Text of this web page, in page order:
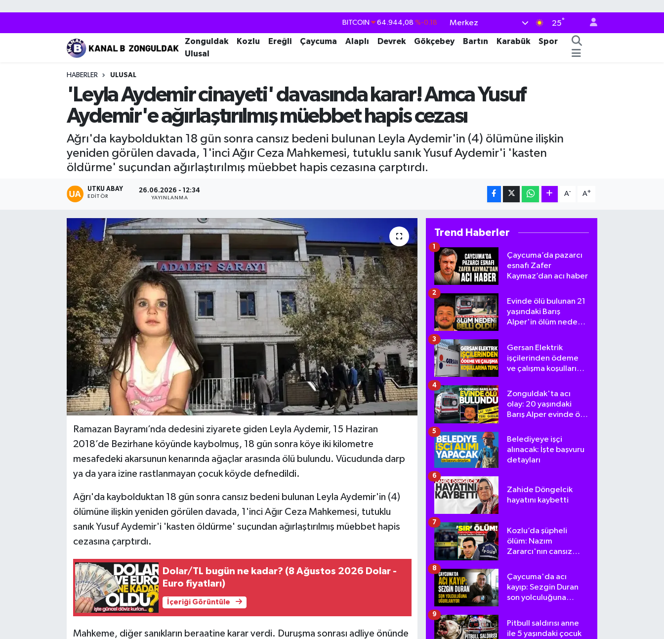
BITCOIN 64.944,08 %-0.18
BİST100 13.779 %-14
Merkez 25°
Zonguldak Kozlu Ereğli Çaycuma Alaplı Devrek Gökçebey Bartın Karabük
Spor
Ulusal
HABERLER ULUSAL
'Leyla Aydemir cinayeti' davasında karar! Amca Yusuf
Aydemir'e ağırlaştırılmış müebbet hapis cezası
Ağrı'da kaybolduktan 18 gün sonra cansız bedeni bulunan Leyla Aydemir'in (4) ölümüne ilişkin
yeniden görülen davada, 1'inci Ağır Ceza Mahkemesi, tutuklu sanık Yusuf Aydemir'i 'kasten
öldürme' suçundan ağırlaştırılmış müebbet hapis cezasına çarptırdı.
UTKU ABAY
EDITÖR
26.06.2026 - 12:34
YAYINLANMA
A- A+
Ramazan Bayramı’nda dedesini ziyarete giden Leyla Aydemir, 15 Haziran
2018’de Bezirhane köyünde kaybolmuş, 18 gün sonra köye iki kilometre
mesafedeki akarsunun kenarında ağaçlar arasında ölü bulundu. Vücudunda darp
ya da yara izine rastlanmayan çocuk köyde defnedildi.
Ağrı'da kaybolduktan 18 gün sonra cansız bedeni bulunan Leyla Aydemir'in (4)
ölümüne ilişkin yeniden görülen davada, 1'inci Ağır Ceza Mahkemesi, tutuklu
sanık Yusuf Aydemir'i 'kasten öldürme' suçundan ağırlaştırılmış müebbet hapis
cezasına çarptırdı.
Dolar/TL bugün ne kadar? (8 Ağustos 2026 Dolar -
Euro fiyatları)
İçeriği Görüntüle
Mahkeme, diğer sanıkların beraatine karar verdi. Duruşma sonrası adliye önünde
Trend Haberler
Çaycuma’da pazarcı
esnafı Zafer
Kaymaz’dan acı haber
1
Evinde ölü bulunan 21
yaşındaki Barış
Alper'in ölüm nedeni
2
Gersan Elektrik
işçilerinden ödeme
ve çalışma koşullarına
3
Zonguldak'ta acı
olay: 20 yaşındaki
Barış Alper evinde ölü
4
Belediyeye işçi
alınacak: İşte başvuru
detayları
5
Zahide Döngelcik
hayatını kaybetti
6
Kozlu’da şüpheli
ölüm: Nazım
Zararcı'nın cansız
7
Çaycuma'da acı
kayıp: Sezgin Duran
son yolculuğuna
8
Pitbull saldırısı anne
ile 5 yaşındaki çocuk
9
Gökçebey
Zonguldak Nöbetçi Eczaneler
Zonguldak Trafik Yoğunluk Haritası
Puan Durumu ve Fikstür
Tüm Manşetler
Son Dakika Haberleri
Haber Arşivi